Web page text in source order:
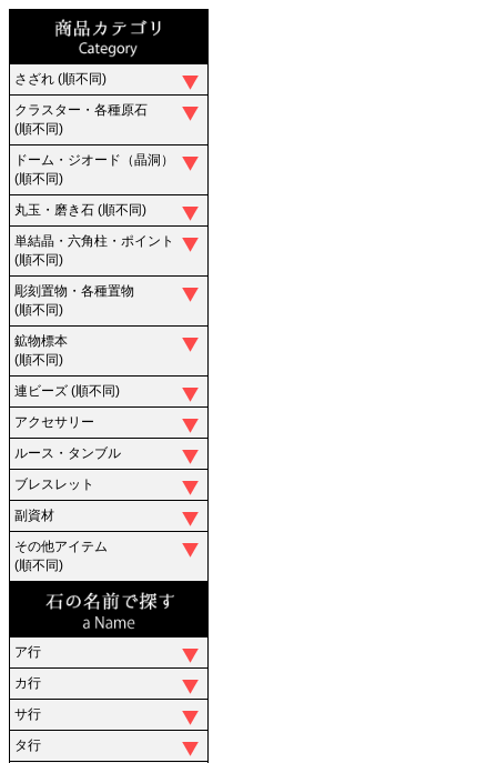
さざれ (順不同)
クラスター・各種原石
(順不同)
ドーム・ジオード（晶洞）
(順不同)
丸玉・磨き石 (順不同)
単結晶・六角柱・ポイント
(順不同)
彫刻置物・各種置物
(順不同)
鉱物標本
(順不同)
連ビーズ (順不同)
アクセサリー
ルース・タンブル
ブレスレット
副資材
その他アイテム
(順不同)
ア行
カ行
サ行
タ行